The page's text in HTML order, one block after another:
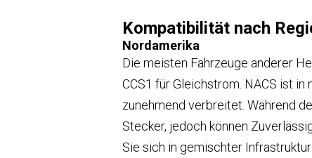
Kompatibilität nach
Nordamerika
Die meisten Fahrzeuge anderer
CCS1 für Gleichstrom. NACS ist
zunehmend verbreitet. Während
Stecker, jedoch können
Sie sich in gemischter